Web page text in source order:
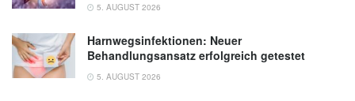
5. AUGUST 2026
Harnwegsinfektionen: Neuer
Behandlungsansatz erfolgreich getestet
5. AUGUST 2026